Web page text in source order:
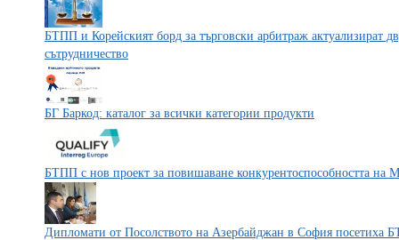
БТПП и Корейският борд за търговски арбитраж актуализират
сътрудничество
БГ Баркод: каталог за всички категории продукти
БТПП с нов проект за повишаване конкурентоспособността на
Дипломати от Посолството на Азербайджан в София посетиха